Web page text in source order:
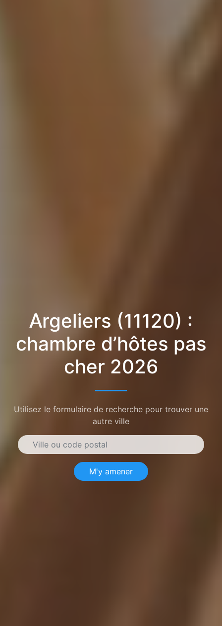
Argeliers (11120) :
chambre d’hôtes pas
cher 2026
Utilisez le formulaire de recherche pour trouver une
autre ville
M'y amener